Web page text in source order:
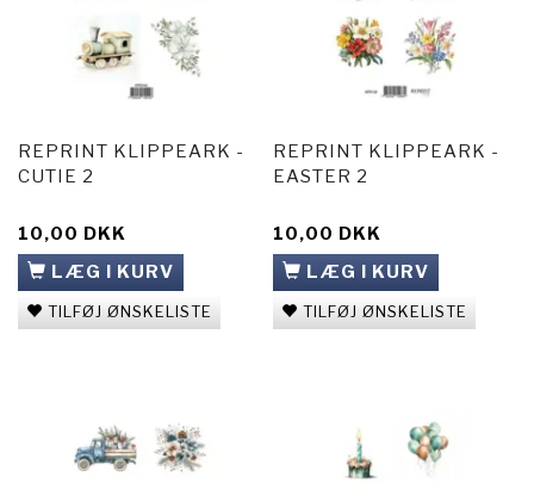
REPRINT KLIPPEARK -
CUTIE 2
10,00 DKK
LÆG I KURV
TILFØJ ØNSKELISTE
REPRINT KLIPPEARK -
EASTER 2
10,00 DKK
LÆG I KURV
TILFØJ ØNSKELISTE